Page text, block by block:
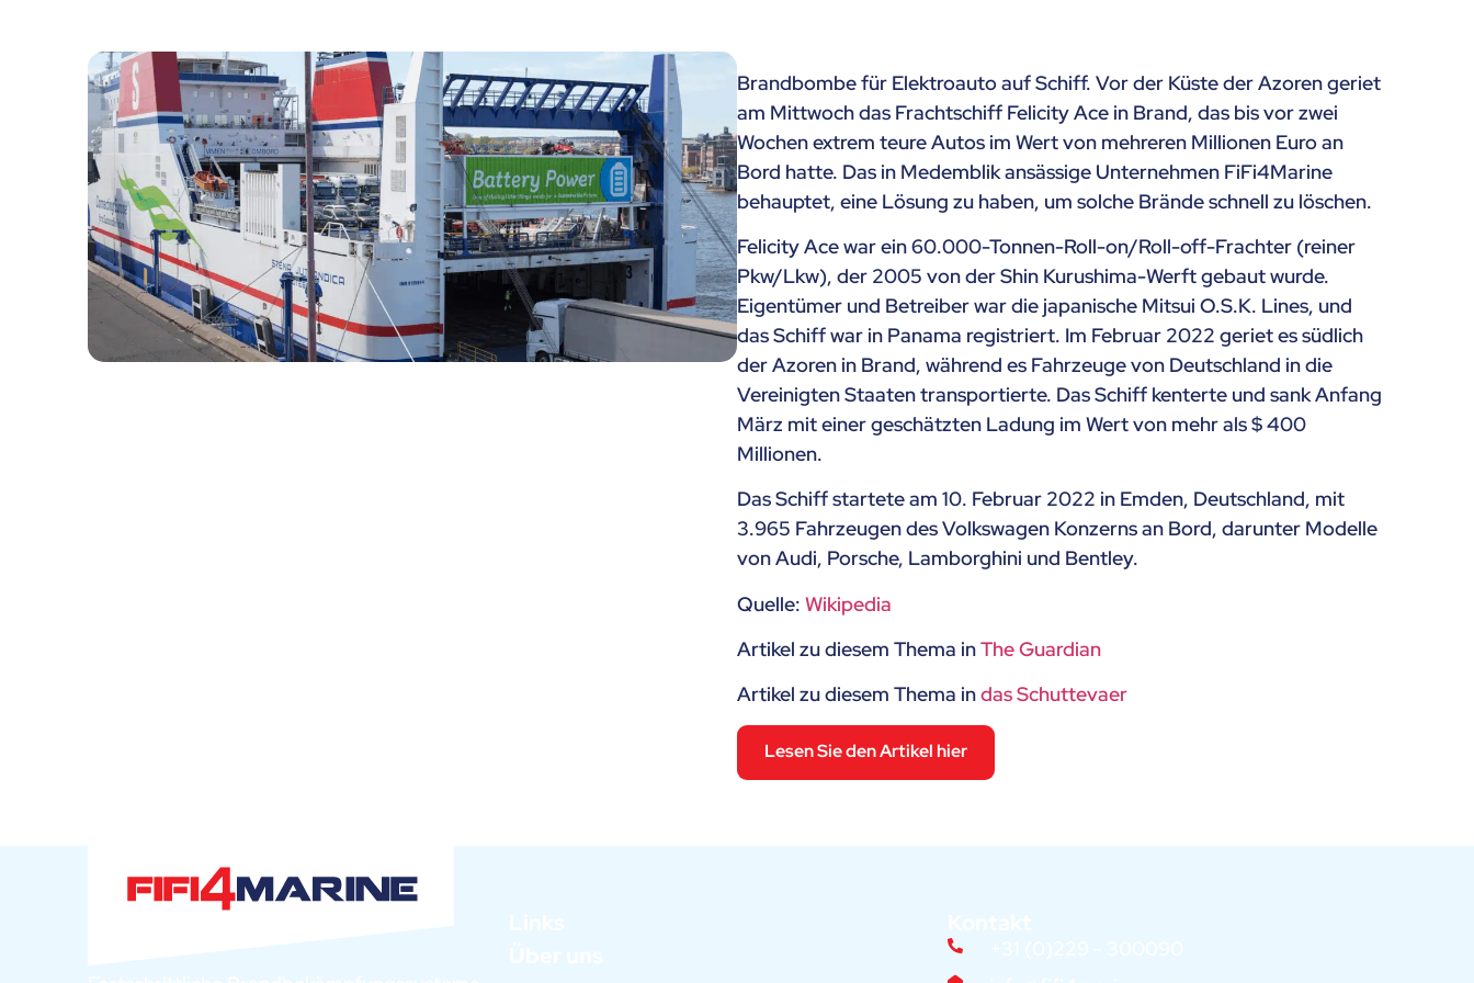
Brandbombe für Elektroauto auf Schiff. Vor der Küste der Azoren geriet
am Mittwoch das Frachtschiff Felicity Ace in Brand, das bis vor zwei
Wochen extrem teure Autos im Wert von mehreren Millionen Euro an
Bord hatte. Das in Medemblik ansässige Unternehmen FiFi4Marine
behauptet, eine Lösung zu haben, um solche Brände schnell zu löschen.
Felicity Ace war ein 60.000-Tonnen-Roll-on/Roll-off-Frachter (reiner
Pkw/Lkw), der 2005 von der Shin Kurushima-Werft gebaut wurde.
Eigentümer und Betreiber war die japanische Mitsui O.S.K. Lines, und
das Schiff war in Panama registriert. Im Februar 2022 geriet es südlich
der Azoren in Brand, während es Fahrzeuge von Deutschland in die
Vereinigten Staaten transportierte. Das Schiff kenterte und sank Anfang
März mit einer geschätzten Ladung im Wert von mehr als $ 400
Millionen.
Das Schiff startete am 10. Februar 2022 in Emden, Deutschland, mit
3.965 Fahrzeugen des Volkswagen Konzerns an Bord, darunter Modelle
von Audi, Porsche, Lamborghini und Bentley.
Quelle: Wikipedia
Artikel zu diesem Thema inThe Guardian
Artikel zu diesem Thema indas Schuttevaer
Lesen Sie den Artikel hier